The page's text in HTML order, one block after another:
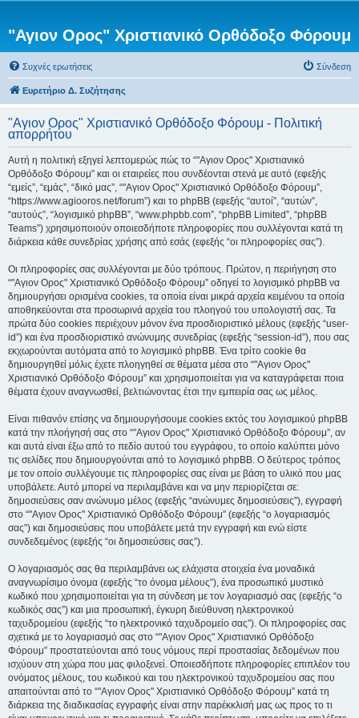
"Αγιον Ορος" Χριστιανικό Ορθόδοξο Φόρουμ
Συχνές ερωτήσεις Σύνδεση
Ευρετήριο Δ. Συζήτησης
"Αγιον Ορος" Χριστιανικό Ορθόδοξο Φόρουμ - Πολιτική
απορρήτου
Αυτή η πολιτική εξηγεί λεπτομερώς πώς το “"Αγιον Ορος" Χριστιανικό
Ορθόδοξο Φόρουμ” και οι εταιρείες που συνδέονται στενά με αυτό (εφεξής
“εμείς”, “εμάς”, “δικό μας”, “"Αγιον Ορος" Χριστιανικό Ορθόδοξο Φόρουμ”,
“https://www.agiooros.net/forum”) και το phpBB (εφεξής “αυτοί”, “αυτών”,
“αυτούς”, “λογισμικό phpBB”, “www.phpbb.com”, “phpBB Limited”, “phpBB
Teams”) χρησιμοποιούν οποιεσδήποτε πληροφορίες που συλλέγονται κατά τη
διάρκεια κάθε συνεδρίας χρήσης από εσάς (εφεξής “οι πληροφορίες σας”).
Οι πληροφορίες σας συλλέγονται με δύο τρόπους. Πρώτον, η περιήγηση στο
“"Αγιον Ορος" Χριστιανικό Ορθόδοξο Φόρουμ” οδηγεί το λογισμικό phpBB να
δημιουργήσει ορισμένα cookies, τα οποία είναι μικρά αρχεία κειμένου τα οποία
αποθηκεύονται στα προσωρινά αρχεία του πλοηγού του υπολογιστή σας. Τα
πρώτα δύο cookies περιέχουν μόνον ένα προσδιοριστικό μέλους (εφεξής “user-
id”) και ένα προσδιοριστικό ανώνυμης συνεδρίας (εφεξής “session-id”), που σας
εκχωρούνται αυτόματα από το λογισμικό phpBB. Ένα τρίτο cookie θα
δημιουργηθεί μόλις έχετε πλοηγηθεί σε θέματα μέσα στο “"Αγιον Ορος"
Χριστιανικό Ορθόδοξο Φόρουμ” και χρησιμοποιείται για να καταγράφεται ποια
θέματα έχουν αναγνωσθεί, βελτιώνοντας έτσι την εμπειρία σας ως μέλος.
Είναι πιθανόν επίσης να δημιουργήσουμε cookies εκτός του λογισμικού phpBB
κατά την πλοήγησή σας στο “"Αγιον Ορος" Χριστιανικό Ορθόδοξο Φόρουμ”, αν
και αυτά είναι έξω από το πεδίο αυτού του εγγράφου, το οποίο καλύπτει μόνο
τις σελίδες που δημιουργούνται από το λογισμικό phpBB. Ο δεύτερος τρόπος
με τον οποίο συλλέγουμε τις πληροφορίες σας είναι με βάση το υλικό που μας
υποβάλετε. Αυτό μπορεί να περιλαμβάνει και να μην περιορίζεται σε:
δημοσιεύσεις σαν ανώνυμο μέλος (εφεξής “ανώνυμες δημοσιεύσεις”), εγγραφή
στο “"Αγιον Ορος" Χριστιανικό Ορθόδοξο Φόρουμ” (εφεξής “ο λογαριασμός
σας”) και δημοσιεύσεις που υποβάλετε μετά την εγγραφή και ενώ είστε
συνδεδεμένος (εφεξής “οι δημοσιεύσεις σας”).
Ο λογαριασμός σας θα περιλαμβάνει ως ελάχιστα στοιχεία ένα μοναδικά
αναγνωρίσιμο όνομα (εφεξής “το όνομα μέλους”), ένα προσωπικό μυστικό
κωδικό που χρησιμοποιείται για τη σύνδεση με τον λογαριασμό σας (εφεξής “ο
κωδικός σας”) και μια προσωπική, έγκυρη διεύθυνση ηλεκτρονικού
ταχυδρομείου (εφεξής “το ηλεκτρονικό ταχυδρομείο σας”). Οι πληροφορίες σας
σχετικά με το λογαριασμό σας στο “"Αγιον Ορος" Χριστιανικό Ορθόδοξο
Φόρουμ” προστατεύονται από τους νόμους περί προστασίας δεδομένων που
ισχύουν στη χώρα που μας φιλοξενεί. Οποιεσδήποτε πληροφορίες επιπλέον του
ονόματος μέλους, του κωδικού και του ηλεκτρονικού ταχυδρομείου σας που
απαιτούνται από το “"Αγιον Ορος" Χριστιανικό Ορθόδοξο Φόρουμ” κατά τη
διάρκεια της διαδικασίας εγγραφής είναι στην παρέκκλισή μας ως προς το τι